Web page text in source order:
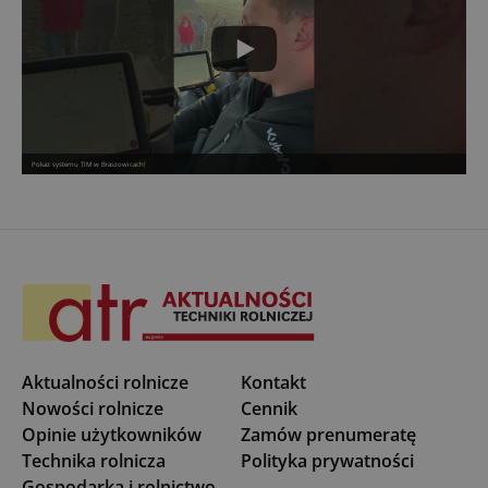
Pokaz systemu TIM w Braszowicach!
Aktualności rolnicze
Nowości rolnicze
Opinie użytkowników
Technika rolnicza
Kontakt
Cennik
Zamów prenumeratę
Polityka prywatności